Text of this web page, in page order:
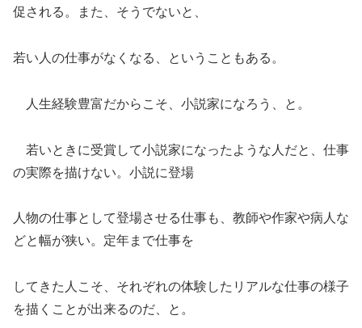
促される。また、そうでないと、
若い人の仕事がなくなる、ということもある。
人生経験豊富だからこそ、小説家になろう、と。
若いときに受賞して小説家になったような人だと、仕事
の実際を描けない。小説に登場
人物の仕事として登場させる仕事も、教師や作家や病人な
どと幅が狭い。定年まで仕事を
してきた人こそ、それぞれの体験したリアルな仕事の様子
を描くことが出来るのだ、と。